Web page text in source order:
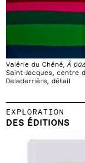
Valérie du Chéné, À
Saint-Jacques, centre
Deladerrière, détail
EXPLORATION
DES ÉDITIONS